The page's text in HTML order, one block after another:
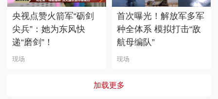
央视点赞火箭军“砺剑
尖兵”：她为东风快
递“磨剑”！
现场
首次曝光！解放军多军
种全体系 模拟打击“敌
航母编队”
现场
加载更多